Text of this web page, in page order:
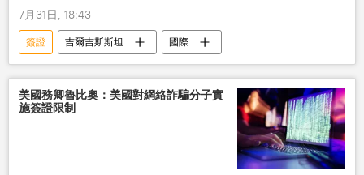
7月31日, 18:43
簽證 吉爾吉斯斯坦 國際
美國務卿魯比奧：美國對網絡詐騙分子實
施簽證限制